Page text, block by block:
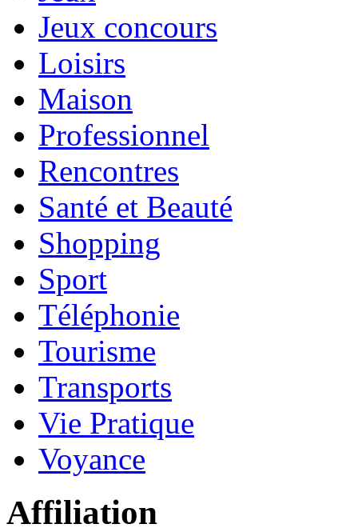
Jeux concours
Loisirs
Maison
Professionnel
Rencontres
Santé et Beauté
Shopping
Sport
Téléphonie
Tourisme
Transports
Vie Pratique
Voyance
Affiliation